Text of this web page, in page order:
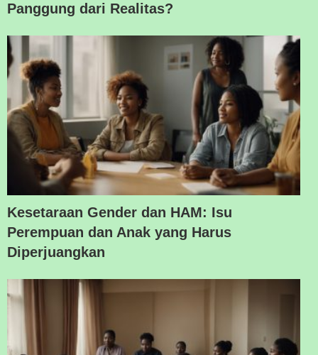
Panggung dari Realitas?
Kesetaraan Gender dan HAM: Isu
Perempuan dan Anak yang Harus
Diperjuangkan